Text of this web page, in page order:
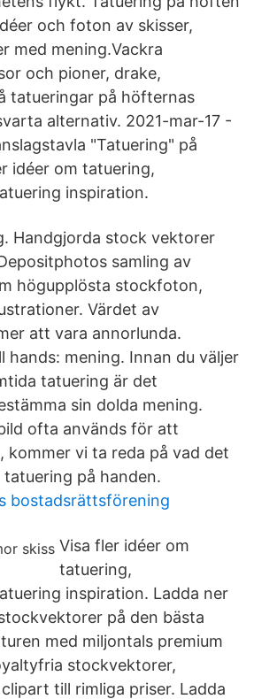
och foton av skisser,
med mening.Vackra
och pioner, drake,
tatueringar på höfternas
alternativ. 2021-mar-17 -
"Tatuering" på
idéer om tatuering,
inspiration.
Handgjorda stock vektorer
samling av
högupplösta stockfoton,
Värdet av
att vara annorlunda.
hands: mening. Innan du väljer
tatuering är det
sin dolda mening.
ofta används för att
kommer vi ta reda på vad det
på handen.
bostadsrättsförening
Visa fler idéer om
tatuering,
inspiration. Ladda ner
på den bästa
med miljontals premium
stockvektorer,
till rimliga priser. Ladda